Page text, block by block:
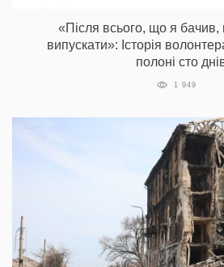
«Після всього, що я
випускати»: Історія
полоні сто
1 949